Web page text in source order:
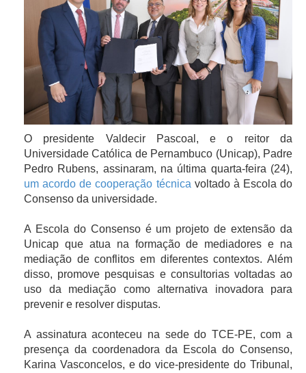
O presidente Valdecir Pascoal, e o reitor da
Universidade Católica de Pernambuco (Unicap), Padre
Pedro Rubens, assinaram, na última quarta-feira (24),
um acordo de cooperação técnica voltado à Escola do
Consenso da universidade.
A Escola do Consenso é um projeto de extensão da
Unicap que atua na formação de mediadores e na
mediação de conflitos em diferentes contextos. Além
disso, promove pesquisas e consultorias voltadas ao
uso da mediação como alternativa inovadora para
prevenir e resolver disputas.
A assinatura aconteceu na sede do TCE-PE, com a
presença da coordenadora da Escola do Consenso,
Karina Vasconcelos, e do vice-presidente do Tribunal,